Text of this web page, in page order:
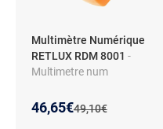
Multimètre Numérique
RETLUX RDM 8001 -
Multimetre num
Ancien prix :
49,10€
Nouveau prix :
46,65€
Réduction de :